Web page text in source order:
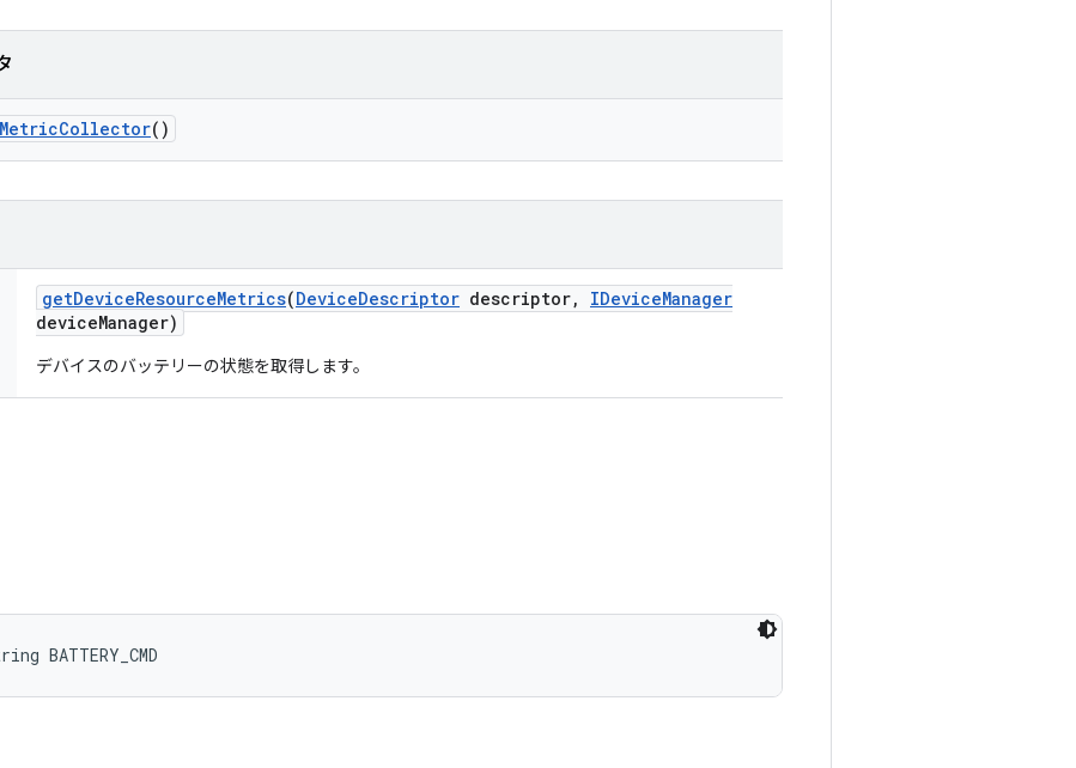
MetricCollector()
getDeviceResourceMetrics(DeviceDescriptor descriptor, IDeviceManager
deviceManager)
デバイスのバッテリーの状態を取得します。